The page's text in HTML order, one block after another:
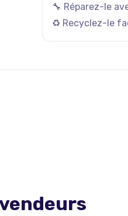
🔧 Réparez-le
♻️ Recyclez-le